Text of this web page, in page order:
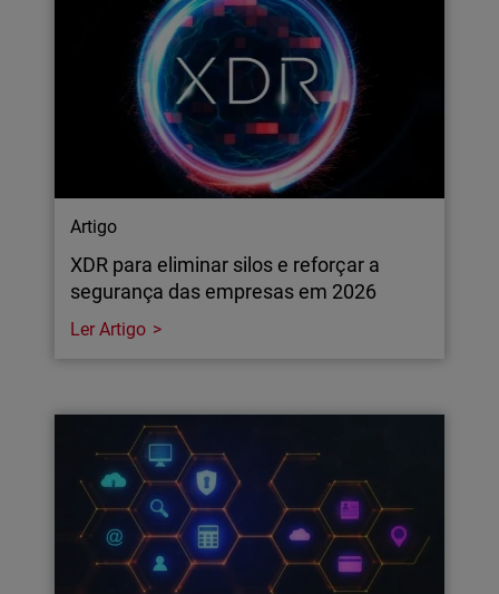
Artigo
XDR para eliminar silos e reforçar a
segurança das empresas em 2026
Ler Artigo